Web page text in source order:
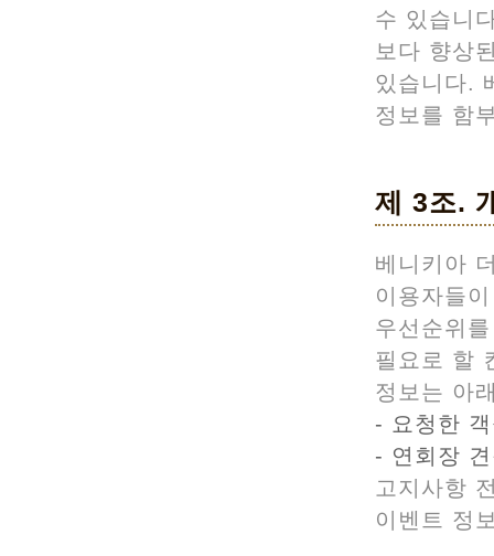
수 있습니
보다 향상
있습니다.
정보를 함
제 3조.
베니키아
이용자들
우선순위
필요로 할
정보는 아
- 요청한
- 연회장
고지사항
이벤트 정